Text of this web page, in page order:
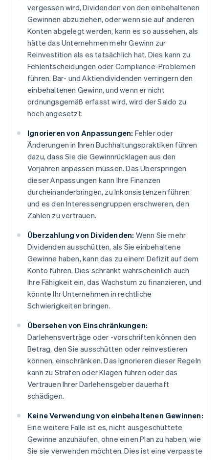
vergessen wird, Dividenden von den einbehaltenen
Gewinnen abzuziehen, oder wenn sie auf anderen
Konten abgelegt werden, kann es so aussehen, als
hätte das Unternehmen mehr Gewinn zur
Reinvestition als es tatsächlich hat. Dies kann zu
Fehlentscheidungen oder Compliance-Problemen
führen. Bar- und Aktiendividenden verringern den
einbehaltenen Gewinn, und wenn er nicht
ordnungsgemäß erfasst wird, wird der Saldo zu
hoch angesetzt.
Ignorieren von Anpassungen: Fehler oder
Änderungen in Ihren Buchhaltungspraktiken führen
dazu, dass Sie die Gewinnrücklagen aus den
Vorjahren anpassen müssen. Das Überspringen
dieser Anpassungen kann Ihre Finanzen
durcheinanderbringen, zu Inkonsistenzen führen
und es den Interessengruppen erschweren, den
Zahlen zu vertrauen.
Überzahlung von Dividenden: Wenn Sie mehr
Dividenden ausschütten, als Sie einbehaltene
Gewinne haben, kann das zu einem Defizit auf dem
Konto führen. Dies schränkt wahrscheinlich auch
Ihre Fähigkeit ein, das Wachstum zu finanzieren, und
könnte Ihr Unternehmen in rechtliche
Schwierigkeiten bringen.
Übersehen von Einschränkungen:
Darlehensverträge oder -vorschriften können den
Betrag, den Sie ausschütten oder reinvestieren
können, einschränken. Das Ignorieren dieser Regeln
kann zu Strafen oder Klagen führen oder das
Vertrauen Ihrer Darlehensgeber dauerhaft
schädigen.
Keine Verwendung von einbehaltenen Gewinnen:
Eine weitere Falle ist es, nicht ausgeschüttete
Gewinne anzuhäufen, ohne einen Plan zu haben, wie
Sie sie verwenden möchten. Dies ist eine verpasste